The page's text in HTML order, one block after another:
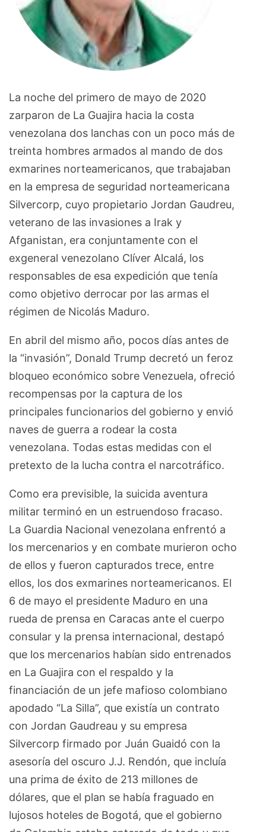
La noche del primero de mayo de 2020
zarparon de La Guajira hacia la costa
venezolana dos lanchas con un poco más de
treinta hombres armados al mando de dos
exmarines norteamericanos, que trabajaban
en la empresa de seguridad norteamericana
Silvercorp, cuyo propietario Jordan Gaudreu,
veterano de las invasiones a Irak y
Afganistan, era conjuntamente con el
exgeneral venezolano Clíver Alcalá, los
responsables de esa expedición que tenía
como objetivo derrocar por las armas el
régimen de Nicolás Maduro.
En abril del mismo año, pocos días antes de
la “invasión”, Donald Trump decretó un feroz
bloqueo económico sobre Venezuela, ofreció
recompensas por la captura de los
principales funcionarios del gobierno y envió
naves de guerra a rodear la costa
venezolana. Todas estas medidas con el
pretexto de la lucha contra el narcotráfico.
Como era previsible, la suicida aventura
militar terminó en un estruendoso fracaso.
La Guardia Nacional venezolana enfrentó a
los mercenarios y en combate murieron ocho
de ellos y fueron capturados trece, entre
ellos, los dos exmarines norteamericanos. El
6 de mayo el presidente Maduro en una
rueda de prensa en Caracas ante el cuerpo
consular y la prensa internacional, destapó
que los mercenarios habían sido entrenados
en La Guajira con el respaldo y la
financiación de un jefe mafioso colombiano
apodado “La Silla”, que existía un contrato
con Jordan Gaudreau y su empresa
Silvercorp firmado por Juán Guaidó con la
asesoría del oscuro J.J. Rendón, que incluía
una prima de éxito de 213 millones de
dólares, que el plan se había fraguado en
lujosos hoteles de Bogotá, que el gobierno